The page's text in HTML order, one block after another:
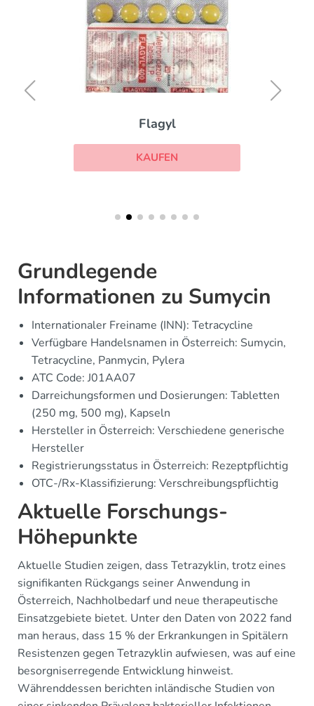
Flagyl
KAUFEN
Grundlegende
Informationen zu Sumycin
Internationaler Freiname (INN): Tetracycline
Verfügbare Handelsnamen in Österreich: Sumycin,
Tetracycline, Panmycin, Pylera
ATC Code: J01AA07
Darreichungsformen und Dosierungen: Tabletten
(250 mg, 500 mg), Kapseln
Hersteller in Österreich: Verschiedene generische
Hersteller
Registrierungsstatus in Österreich: Rezeptpflichtig
OTC-/Rx-Klassifizierung: Verschreibungspflichtig
Aktuelle Forschungs-
Höhepunkte
Aktuelle Studien zeigen, dass Tetrazyklin, trotz eines
signifikanten Rückgangs seiner Anwendung in
Österreich, Nachholbedarf und neue therapeutische
Einsatzgebiete bietet. Unter den Daten von 2022 fand
man heraus, dass 15 % der Erkrankungen in Spitälern
Resistenzen gegen Tetrazyklin aufwiesen, was auf eine
besorgniserregende Entwicklung hinweist.
Währenddessen berichten inländische Studien von